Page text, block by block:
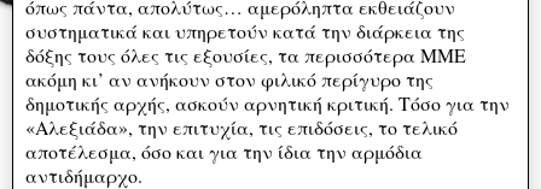
όπως πάντα, απολύτως… αμερόληπτα εκθειάζουν
συστηματικά και υπηρετούν κατά την διάρκεια της
δόξης τους όλες τις εξουσίες, τα περισσότερα ΜΜΕ
ακόμη κι’ αν ανήκουν στον φιλικό περίγυρο της
δημοτικής αρχής, ασκούν αρνητική κριτική. Τόσο για την
«Αλεξιάδα», την επιτυχία, τις επιδόσεις, το τελικό
αποτέλεσμα, όσο και για την ίδια την αρμόδια
αντιδήμαρχο.